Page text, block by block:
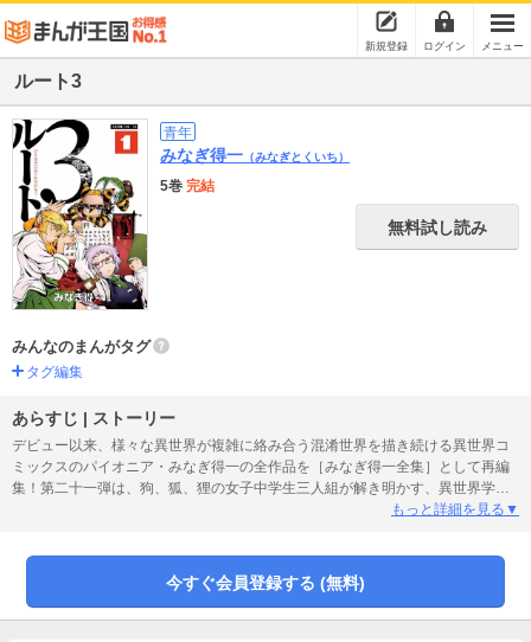
新規登録 ログイン メニュー
ルート3
青年
みなぎ得一 （みなぎとくいち）
5巻 完結
無料試し読み
みんなのまんがタグ
タグ編集
あらすじ | ストーリー
デビュー以来、様々な異世界が複雑に絡み合う混淆世界を描き続ける異世界コ
ミックスのパイオニア・みなぎ得一の全作品を［みなぎ得一全集］として再編
集！第二十一弾は、狗、狐、狸の女子中学生三人組が解き明かす、異世界学園
都市伝説ストーリー第１巻！「災禍の召喚術師」が引き起こした「大召喚」
る、異種族統合学校「万魔殿学園」中等部に通う、光前寺・保由［化け狗］、
久木・初音［化け狐］、二ッ岩・魔魅［化け狸］の３人の前に続々と現れる都
市伝説とは!?とある放課後、保由が教室に入ると、初音と魔魅がこっくりさん
をやっていた。聞けば知らないうちに鞄に入っていた黒い箱に、こっくりさん
もっと詳細を見る▼
今すぐ会員登録する (無料)